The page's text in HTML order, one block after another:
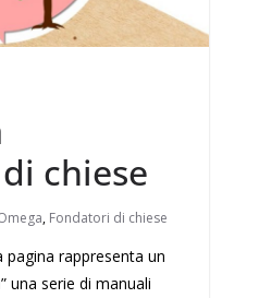
chiese
, Fondatori di chiese
pagina rappresenta un
una serie di manuali